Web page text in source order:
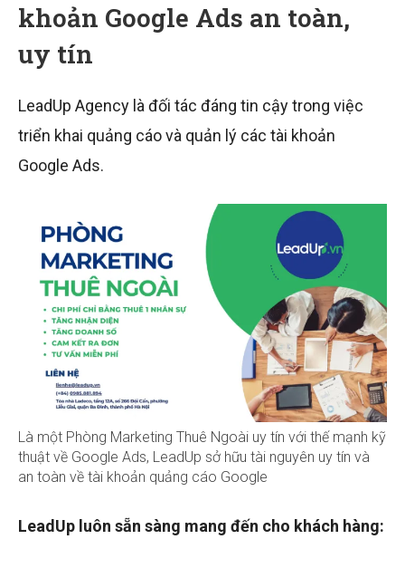
khoản Google Ads an toàn,
uy tín
LeadUp Agency là đối tác đáng tin cậy trong việc
triển khai quảng cáo và quản lý các tài khoản
Google Ads.
Là một Phòng Marketing Thuê Ngoài uy tín với thế mạnh kỹ
thuật về Google Ads, LeadUp sở hữu tài nguyên uy tín và
an toàn về tài khoản quảng cáo Google
LeadUp luôn sẵn sàng mang đến cho khách hàng: